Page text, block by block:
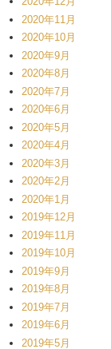
2020年11月
2020年10月
2020年9月
2020年8月
2020年7月
2020年6月
2020年5月
2020年4月
2020年3月
2020年2月
2020年1月
2019年12月
2019年11月
2019年10月
2019年9月
2019年8月
2019年7月
2019年6月
2019年5月